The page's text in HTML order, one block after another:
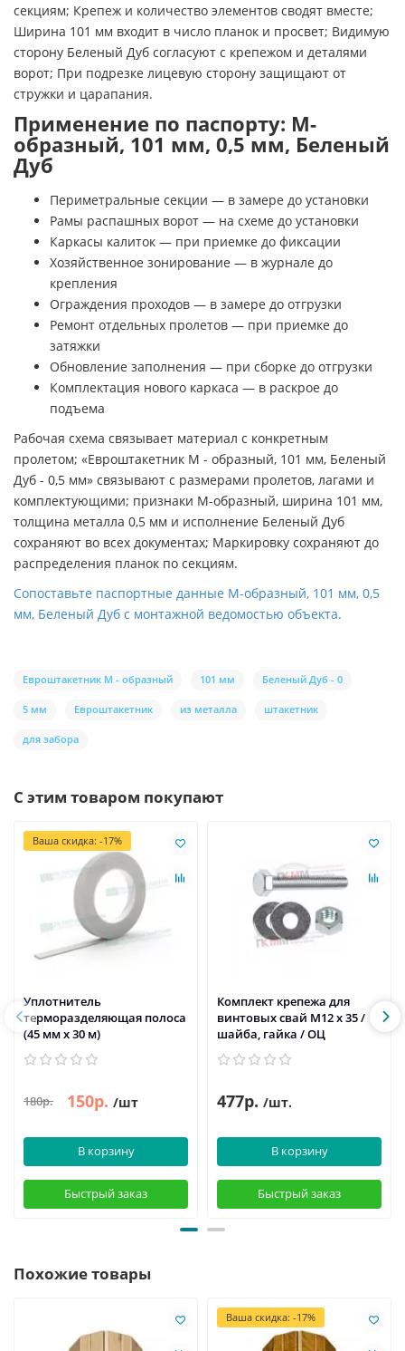
секциям; Крепеж и количество элементов сводят вместе;
Ширина 101 мм входит в число планок и просвет; Видимую
сторону Беленый Дуб согласуют с крепежом и деталями
ворот; При подрезке лицевую сторону защищают от
стружки и царапания.
Применение по паспорту: М-
образный, 101 мм, 0,5 мм, Беленый
Дуб
Периметральные секции — в замере до установки
Рамы распашных ворот — на схеме до установки
Каркасы калиток — при приемке до фиксации
Хозяйственное зонирование — в журнале до
крепления
Ограждения проходов — в замере до отгрузки
Ремонт отдельных пролетов — при приемке до
затяжки
Обновление заполнения — при сборке до отгрузки
Комплектация нового каркаса — в раскрое до
подъема
Рабочая схема связывает материал с конкретным
пролетом; «Евроштакетник М - образный, 101 мм, Беленый
Дуб - 0,5 мм» связывают с размерами пролетов, лагами и
комплектующими; признаки М-образный, ширина 101 мм,
толщина металла 0,5 мм и исполнение Беленый Дуб
сохраняют во всех документах; Маркировку сохраняют до
распределения планок по секциям.
Сопоставьте паспортные данные М-образный, 101 мм, 0,5
мм, Беленый Дуб с монтажной ведомостью объекта.
Евроштакетник М - образный 101 мм Беленый Дуб - 0
5 мм Евроштакетник из металла штакетник
для забора
С этим товаром покупают
Ваша скидка: -17%
Уплотнитель
терморазделяющая полоса
(45 мм х 30 м)
180р. 150р. /шт
В корзину
Быстрый заказ
Комплект крепежа для
винтовых свай М12 х 35 /
шайба, гайка / ОЦ
477р. /шт.
В корзину
Быстрый заказ
Похожие товары
Ваша скидка: -17%